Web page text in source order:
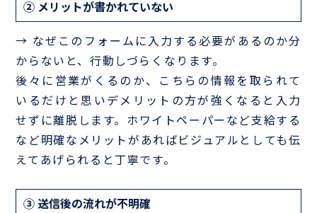
② メリットが書かれていない
→ なぜこのフォームに入力する必要があるのか分
からないと、行動しづらくなります。
後々に営業がくるのか、こちらの情報を取られて
いるだけと思いデメリットの方が強くなると入力
せずに離脱します。ホワイトペーパーなど支給する
など明確なメリットがあればビジュアルとしても伝
えてあげられると丁寧です。
③ 送信後の流れが不明確